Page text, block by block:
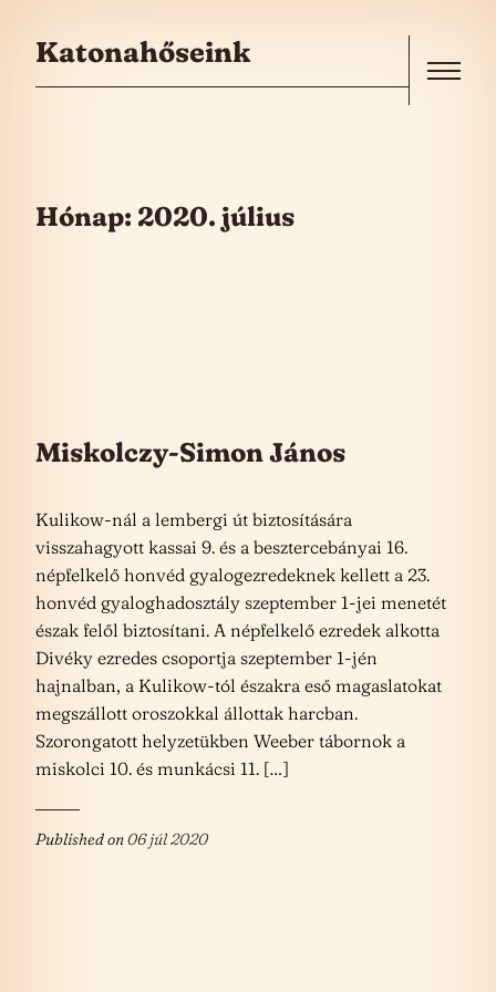
Katonahőseink
Hónap: 2020. július
Miskolczy-Simon János
Kulikow-nál a lembergi út biztosítására
visszahagyott kassai 9. és a besztercebányai 16.
népfelkelő honvéd gyalogezredeknek kellett a 23.
honvéd gyaloghadosztály szeptember 1-jei menetét
észak felől biztosítani. A népfelkelő ezredek alkotta
Divéky ezredes csoportja szeptember 1-jén
hajnalban, a Kulikow-tól északra eső magaslatokat
megszállott oroszokkal állottak harcban.
Szorongatott helyzetükben Weeber tábornok a
miskolci 10. és munkácsi 11. […]
Published on06 júl 2020